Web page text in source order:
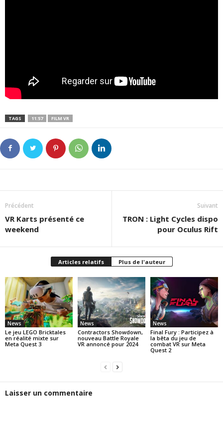
TAGS 11:57 FILM VR
Précédent
VR Karts présenté ce
weekend
Suivant
TRON : Light Cycles dispo
pour Oculus Rift
Articles relatifs Plus de l'auteur
News
Le jeu LEGO Bricktales
en réalité mixte sur
Meta Quest 3
News
Contractors Showdown,
nouveau Battle Royale
VR annoncé pour 2024
News
Final Fury : Participez à
la bêta du jeu de
combat VR sur Meta
Quest 2
Laisser un commentaire